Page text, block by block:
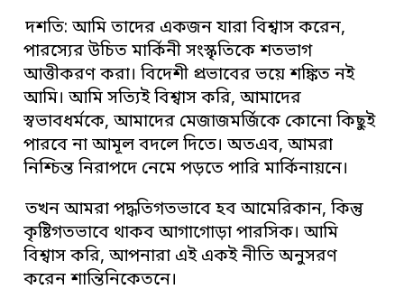
দশতি: আমি তাদের একজন যারা বিশ্বাস করেন,
পারস্যের উচিত মার্কিনী সংস্কৃতিকে শতভাগ
আত্তীকরণ করা। বিদেশী প্রভাবের ভয়ে শঙ্কিত নই
আমি। আমি সত্যিই বিশ্বাস করি, আমাদের
স্বভাবধর্মকে, আমাদের মেজাজমর্জিকে কোনো কিছুই
পারবে না আমূল বদলে দিতে। অতএব, আমরা
নিশ্চিন্ত নিরাপদে নেমে পড়তে পারি মার্কিনায়নে।
তখন আমরা পদ্ধতিগতভাবে হব আমেরিকান, কিন্তু
কৃষ্টিগতভাবে থাকব আগাগোড়া পারসিক। আমি
বিশ্বাস করি, আপনারা এই একই নীতি অনুসরণ
করেন শান্তিনিকেতনে।